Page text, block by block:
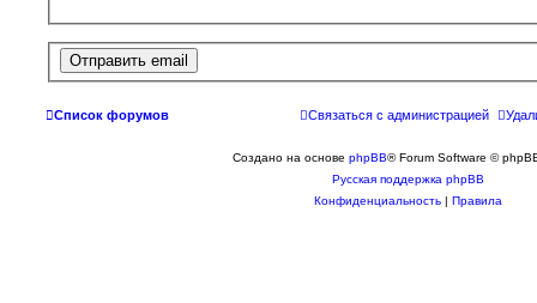
Список форумов Связаться с администрацией
Создано на основе phpBB® Forum Software ©
Русская поддержка phpBB
Конфиденциальность
Правила